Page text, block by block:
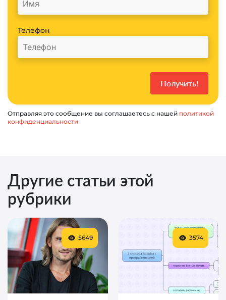
Телефон
Отправляя это сообщение вы соглашаетесь с нашей политикой
конфиденциальности
Другие статьи этой
рубрики
5649 3574